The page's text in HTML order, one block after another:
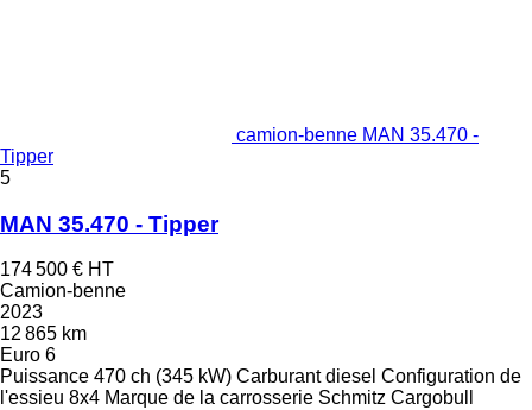
camion-benne MAN 35.470 -
Tipper
5
MAN 35.470 - Tipper
174 500 € HT
Camion-benne
2023
12 865 km
Euro 6
Puissance 470 ch (345 kW) Carburant diesel Configuration de
l'essieu 8x4 Marque de la carrosserie Schmitz Cargobull